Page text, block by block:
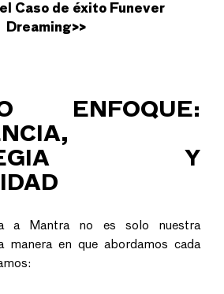
Caso de éxito Funever
Dreaming>>
ENFOQUE:
Y
a Mantra no es solo nuestra
manera en que abordamos cada